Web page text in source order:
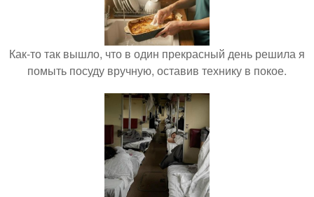
Как-то так вышло, что в один прекрасный день решила я
помыть посуду вручную, оставив технику в покое.